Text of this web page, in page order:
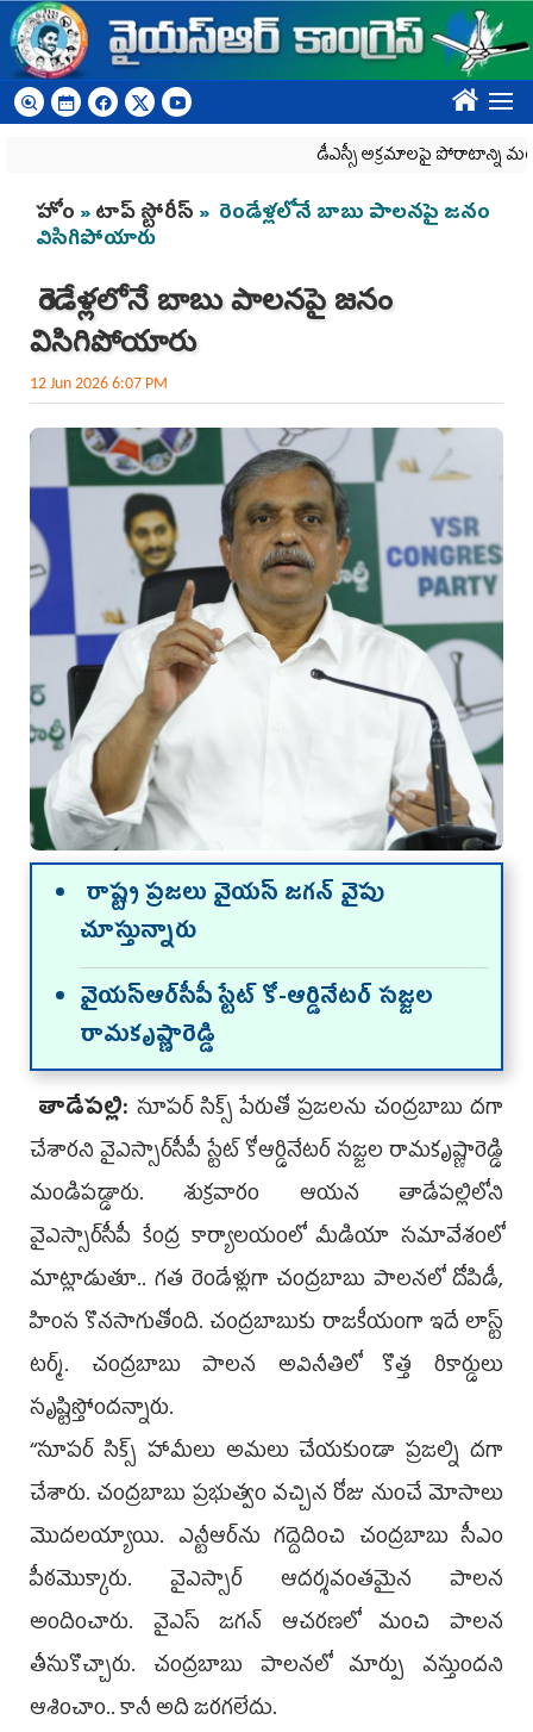
Skip to main content
????
డీఎస్సీ అక్రమాలపై పోరాటాన్ని మరింత
You are here
హోం »టాప్ స్టోరీస్ » రెండేళ్లలోనే బాబు పాలనపై జనం
విసిగిపోయారు
రెండేళ్లలోనే బాబు పాలనపై జనం
విసిగిపోయారు
12 Jun 2026 6:07 PM
రాష్ట్ర ప్ర‌జ‌లు వైయ‌స్ జ‌గ‌న్ వైపు
చూస్తున్నారు
వైయ‌స్ఆర్‌సీపీ స్టేట్ కో-ఆర్డినేట‌ర్ సజ్జ‌ల
రామ‌కృష్ణారెడ్డి
తాడేపల్లి: సూపర్‌ సిక్స్‌ పేరుతో ప్రజలను చంద్రబాబు దగా
చేశారని వైఎస్సార్‌సీపీ స్టేట్ కోఆర్డినేటర్ సజ్జల రామకృష్ణారెడ్డి
మండిపడ్డారు. శుక్రవారం ఆయన తాడేపల్లిలోని
వైఎస్సార్‌సీపీ కేంద్ర కార్యాలయంలో మీడియా సమావేశంలో
మాట్లాడుతూ.. గత రెండేళ్లుగా చంద్రబాబు పాలనలో దోపిడీ,
హింస కొనసాగుతోంది. చంద్రబాబుకు రాజకీయంగా ఇదే లాస్ట్‌
టర్మ్. చంద్రబాబు పాలన అవినీతిలో కొత్త రికార్డులు
సృష్టిస్తోందన్నారు.
‘‘సూపర్‌ సిక్స్ హామీలు అమలు చేయకుండా ప్రజల్ని దగా
చేశారు. చంద్రబాబు ప్రభుత్వం వచ్చిన రోజు నుంచే మోసాలు
మొదలయ్యాయి. ఎన్టీఆర్‌ను గద్దెదించి చంద్రబాబు సీఎం
పీఠమొక్కారు. వైఎస్సార్‌ ఆదర్శవంతమైన పాలన
అందించారు. వైఎస్‌ జగన్‌ ఆచరణలో మంచి పాలన
తీసుకొచ్చారు. చంద్రబాబు పాలనలో మార్పు వస్తుందని
ఆశించాం.. కానీ అది జరగలేదు.